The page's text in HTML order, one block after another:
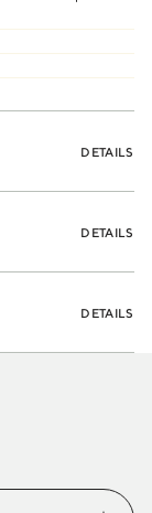
DETAILS
DETAILS
DETAILS